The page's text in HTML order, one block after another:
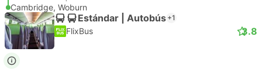
Cambridge, Woburn
Estándar | Autobús +1
FlixBus 3.8